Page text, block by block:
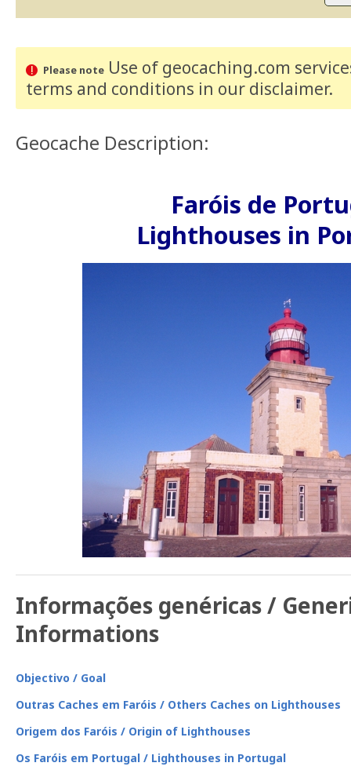
Please noteUse of geocaching.com
terms and conditions in our disclaimer.
Geocache Description:
Faróis de
Lighthouses in
Informações genéricas /
Informations
Objectivo / Goal
Outras Caches em Faróis / Others Caches on Lighthouses
Origem dos Faróis / Origin of Lighthouses
Os Faróis em Portugal / Lighthouses in Portugal